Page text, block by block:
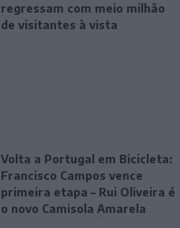
regressam com meio milhão
de visitantes à vista
Volta a Portugal em Bicicleta:
Francisco Campos vence
primeira etapa – Rui Oliveira é
o novo Camisola Amarela